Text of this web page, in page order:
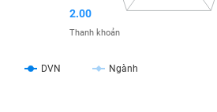
DVN Ngành
2.00
Thanh khoản
THÔNG